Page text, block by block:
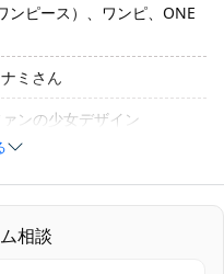
ンピース）、ワンピ、ONE
ミさん
ァンの少女デザイン
地
トパンツ、手首飾り、髪
相談